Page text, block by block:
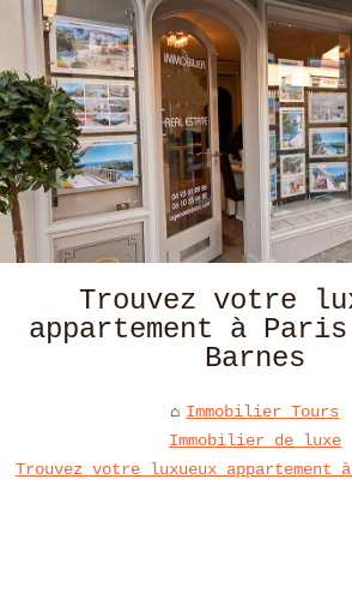
Trouvez votre
appartement à
Barnes
Immobilier Tours
Immobilier de luxe
Trouvez votre luxueux appartement